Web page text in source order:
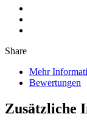
Share
Mehr
Bewertungen
Zusätzliche